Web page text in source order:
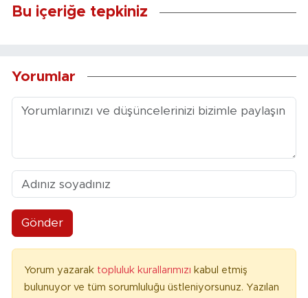
Bu içeriğe tepkiniz
Yorumlar
Gönder
Yorum yazarak topluluk kurallarımızı kabul etmiş
bulunuyor ve tüm sorumluluğu üstleniyorsunuz. Yazılan